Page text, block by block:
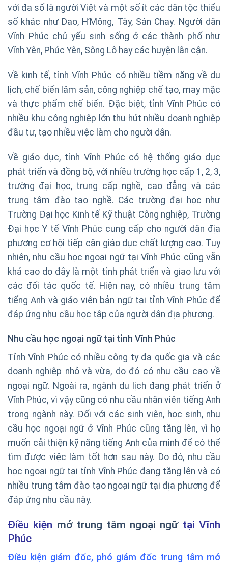
với đa số là người Việt và một số ít các dân tộc thiểu
số khác như Dao, H’Mông, Tày, Sán Chay. Người dân
Vĩnh Phúc chủ yếu sinh sống ở các thành phố như
Vĩnh Yên, Phúc Yên, Sông Lô hay các huyện lân cận.
Về kinh tế, tỉnh Vĩnh Phúc có nhiều tiềm năng về du
lịch, chế biến lâm sản, công nghiệp chế tạo, may mặc
và thực phẩm chế biến. Đặc biệt, tỉnh Vĩnh Phúc có
nhiều khu công nghiệp lớn thu hút nhiều doanh nghiệp
đầu tư, tạo nhiều việc làm cho người dân.
Về giáo dục, tỉnh Vĩnh Phúc có hệ thống giáo dục
phát triển và đồng bộ, với nhiều trường học cấp 1, 2, 3,
trường đại học, trung cấp nghề, cao đẳng và các
trung tâm đào tạo nghề. Các trường đại học như
Trường Đại học Kinh tế Kỹ thuật Công nghiệp, Trường
Đại học Y tế Vĩnh Phúc cung cấp cho người dân địa
phương cơ hội tiếp cận giáo dục chất lượng cao. Tuy
nhiên, nhu cầu học ngoại ngữ tại Vĩnh Phúc cũng vẫn
khá cao do đây là một tỉnh phát triển và giao lưu với
các đối tác quốc tế. Hiện nay, có nhiều trung tâm
tiếng Anh và giáo viên bản ngữ tại tỉnh Vĩnh Phúc để
đáp ứng nhu cầu học tập của người dân địa phương.
Nhu cầu học ngoại ngữ tại tỉnh Vĩnh Phúc
Tỉnh Vĩnh Phúc có nhiều công ty đa quốc gia và các
doanh nghiệp nhỏ và vừa, do đó có nhu cầu cao về
ngoại ngữ. Ngoài ra, ngành du lịch đang phát triển ở
Vĩnh Phúc, vì vậy cũng có nhu cầu nhân viên tiếng Anh
trong ngành này. Đối với các sinh viên, học sinh, nhu
cầu học ngoại ngữ ở Vĩnh Phúc cũng tăng lên, vì họ
muốn cải thiện kỹ năng tiếng Anh của mình để có thể
tìm được việc làm tốt hơn sau này. Do đó, nhu cầu
học ngoại ngữ tại tỉnh Vĩnh Phúc đang tăng lên và có
nhiều trung tâm đào tạo ngoại ngữ tại địa phương để
đáp ứng nhu cầu này.
Điều kiện mở trung tâm ngoại ngữtại Vĩnh
Phúc
Điều kiện giám đốc, phó giám đốc trung tâm mở